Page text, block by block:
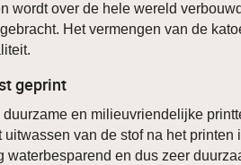
wordt over de hele wereld
Het vermengen van de
geprint
duurzame en milieuvriendelijke
van de stof na het printen
waterbesparend en dus zeer